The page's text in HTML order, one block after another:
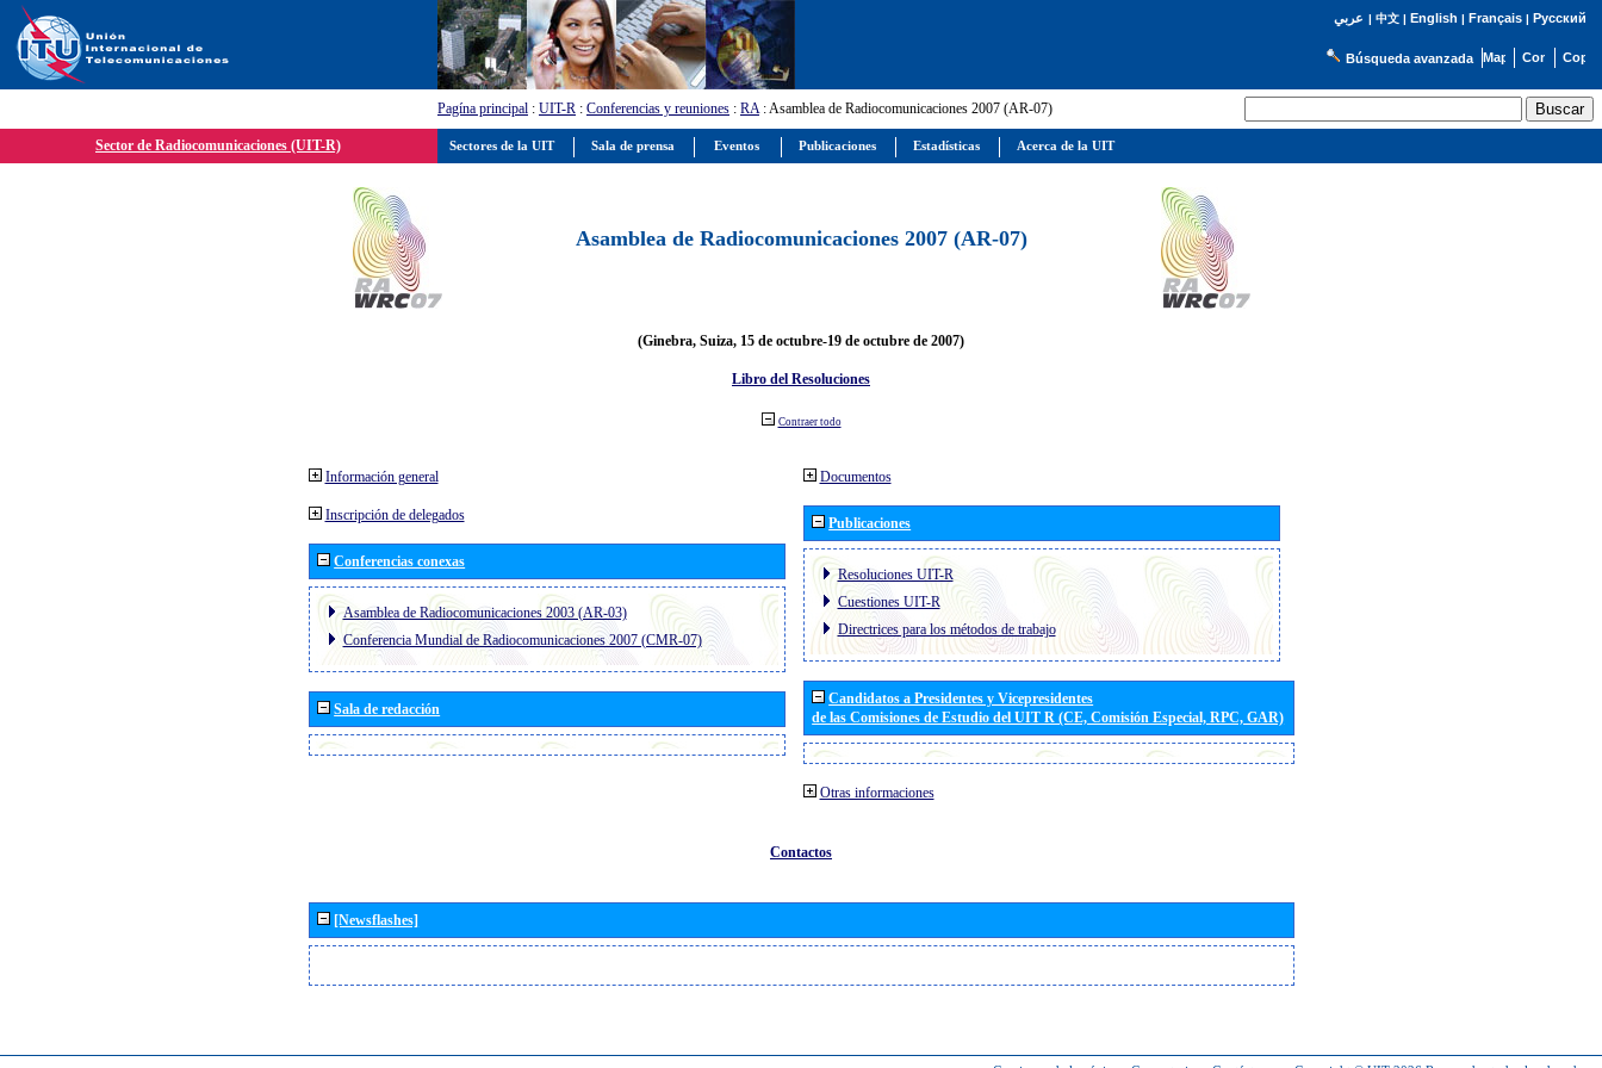
عربي | 中文| English | Français| Русский
Búsqueda avanzada
Pagína principal : UIT-R : Conferencias y reuniones : RA: Asamblea de Radiocomunicaciones 2007 (AR-07)
Sector de Radiocomunicaciones (UIT-R)
Asamblea de Radiocomunicaciones 2007 (AR-07)
(Ginebra, Suiza, 15 de octubre-19 de octubre de 2007)
Libro del Resoluciones
Contraer todo
Información general
Inscripción de delegados
Conferencias conexas
Asamblea de Radiocomunicaciones 2003 (AR-03)
Conferencia Mundial de Radiocomunicaciones 2007 (CMR-07)
Sala de redacción
Documentos
Publicaciones
Resoluciones UIT-R
Cuestiones UIT-R
Directrices para los métodos de trabajo
Candidatos a Presidentes y Vicepresidentes
de las Comisiones de Estudio del UIT R (CE, Comisión Especial, RPC, GAR)
Otras informaciones
Contactos
[Newsflashes]
Sectores de la UIT Sala de prensa Eventos Publicaciones Estadísticas Acerca de la UIT